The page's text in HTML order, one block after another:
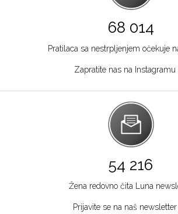
68 014
Pratilaca sa nestrpljenjem očekuje
Zapratite nas na Instagramu
54 216
Žena redovno čita Luna
Prijavite se na naš